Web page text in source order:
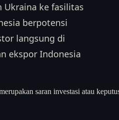
Ukraina ke fasilitas
berpotensi
langsung di
ekspor Indonesia
saran investasi atau